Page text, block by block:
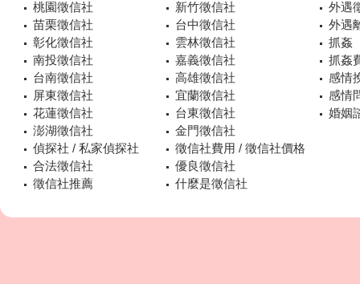
桃園徵信社
新竹徵信社
苗栗徵信社
台中徵信社
彰化徵信社
雲林徵信社
南投徵信社
嘉義徵信社
台南徵信社
高雄徵信社
屏東徵信社
宜蘭徵信社
花蓮徵信社
台東徵信社
澎湖徵信社
金門徵信社
偵探社 / 私家偵探社
徵信社費用 / 徵信社價格
合法徵信社
優良徵信社
徵信社推薦
什麼是徵信社
外遇
外遇
抓姦
抓姦
感情
感情
婚姻